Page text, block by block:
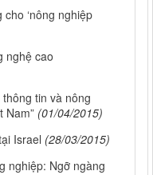
‘nông nghiệp
nghệ cao
tin và nông
Nam” (01/04/2015)
Israel (28/03/2015)
nghiệp: Ngỡ ngàng